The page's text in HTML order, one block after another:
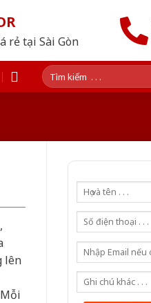
rẻ tại Sài Gòn
Tìm
kiếm:
lên